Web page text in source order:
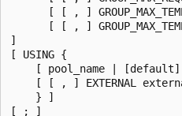
[ [ , ]
[ [ , ]
]
[ USING {
[ pool_name | [default]
[ [ , ] EXTERNAL
    } ]